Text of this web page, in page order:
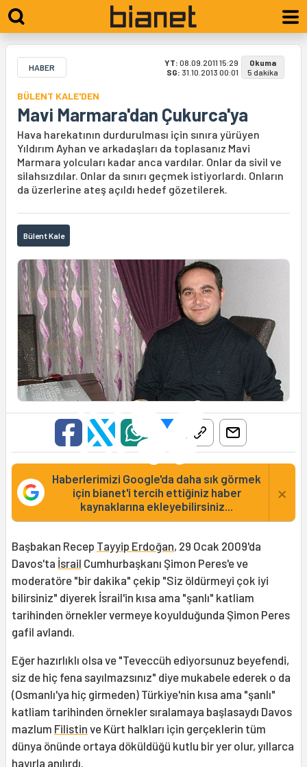
HABER YT: 08.09.2011 15:29
SG: 31.10.2013 00:01
Okuma
5 dakika
BÜLENT KALE'DEN
Mavi Marmara'dan Çukurca'ya
Hava harekatının durdurulması için sınıra yürüyen
Yıldırım Ayhan ve arkadaşları da toplasanız Mavi
Marmara yolcuları kadar anca vardılar. Onlar da sivil ve
silahsızdılar. Onlar da sınırı geçmek istiyorlardı. Onların
da üzerlerine ateş açıldı hedef gözetilerek.
Bülent Kale
Haberlerimizi Google'da daha sık görmek
için bianet'i tercih ettiğiniz haber
kaynaklarına ekleyebilirsiniz...
×
Başbakan Recep Tayyip Erdoğan, 29 Ocak 2009'da
Davos'ta İsrail Cumhurbaşkanı Şimon Peres'e ve
moderatöre "bir dakika" çekip "Siz öldürmeyi çok iyi
bilirsiniz" diyerek İsrail'in kısa ama "şanlı" katliam
tarihinden örnekler vermeye koyulduğunda Şimon Peres
gafil avlandı.
Eğer hazırlıklı olsa ve "Teveccüh ediyorsunuz beyefendi,
siz de hiç fena sayılmazsınız" diye mukabele ederek o da
(Osmanlı'ya hiç girmeden) Türkiye'nin kısa ama "şanlı"
katliam tarihinden örnekler sıralamaya başlasaydı Davos
mazlum Filistin ve Kürt halkları için gerçeklerin tüm
dünya önünde ortaya döküldüğü kutlu bir yer olur, yıllarca
hayırla anılırdı.